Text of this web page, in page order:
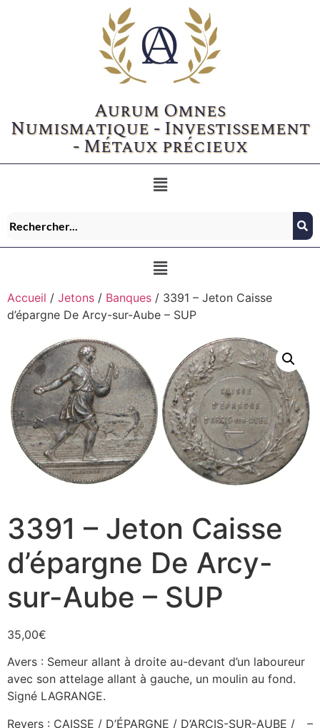
Aurum Omnes
Numismatique - Investissement
- Métaux précieux
Accueil / Jetons / Banques / 3391 – Jeton Caisse
d’épargne De Arcy-sur-Aube – SUP
3391 – Jeton Caisse
d’épargne De Arcy-
sur-Aube – SUP
35,00€
Avers : Semeur allant à droite au-devant d’un laboureur
avec son attelage allant à gauche, un moulin au fond.
Signé LAGRANGE.
Revers : CAISSE / D’ÉPARGNE / D’ARCIS-SUR-AUBE / _ –